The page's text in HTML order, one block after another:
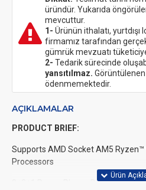
üründür. Yukarıda
mevcuttur.
1- Ürünün ithalatı,
firmamız tarafından
gümrük mevzuatı
2- Tedarik sürecinde
yansıtılmaz.
ödenmemektedir.
AÇIKLAMALAR
PRODUCT BRIEF:
Supports AMD Socket AM5
Processors
8+2+1 Power Phase, Dr.MOS